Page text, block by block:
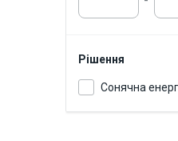
Рішення
Сонячна